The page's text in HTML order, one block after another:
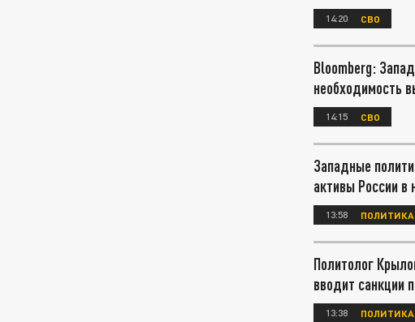
14:20 СВО
Bloomberg:
необходимость
14:15 СВО
Западные
активы России в
13:58 ПОЛИТИКА
Политолог
вводит санкции
13:38 ПОЛИТИКА